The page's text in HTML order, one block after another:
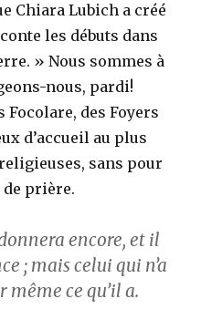
Chiara Lubich a créé
les débuts dans
» Nous sommes à
nous, pardi!
Focolare, des Foyers
d’accueil au plus
sans pour
prière.
encore, et il
; mais celui qui n’a
même ce qu’il a.